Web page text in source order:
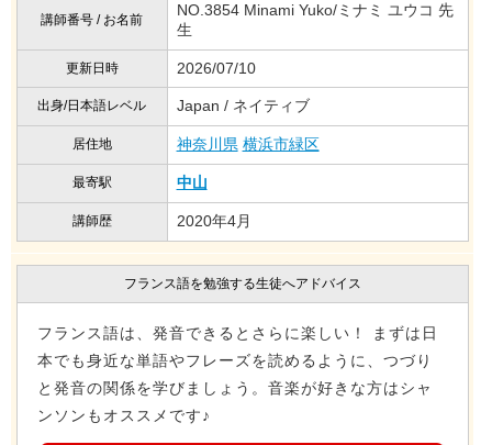
講師番号 / お名前
NO.3854 Minami Yuko/ミナミ ユウコ 先
生
更新日時 2026/07/10
出身/日本語レベル Japan / ネイティブ
居住地 神奈川県 横浜市緑区
最寄駅 中山
講師歴 2020年4月
フランス語を勉強する生徒へアドバイス
フランス語は、発音できるとさらに楽しい！ まずは日
本でも身近な単語やフレーズを読めるように、つづり
と発音の関係を学びましょう。音楽が好きな方はシャ
ンソンもオススメです♪